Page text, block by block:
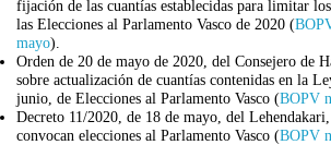
fijación de las cuantías establecidas para limitar
las Elecciones al Parlamento Vasco de 2020 (
mayo).
Orden de 20 de mayo de 2020, del Consejero de
sobre actualización de cuantías contenidas en la
junio, de Elecciones al Parlamento Vasco (BOPV
Decreto 11/2020, de 18 de mayo, del
convocan elecciones al Parlamento Vasco (BOPV